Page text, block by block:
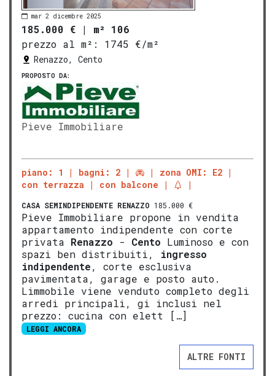
mar 2 dicembre 2025
185.000 € | m² 106
prezzo al m²:
1745 €/m²
Renazzo, Cento
PROPOSTO DA:
Pieve Immobiliare
piano: 1 bagni: 2
zona OMI: E2
con terrazza
con balcone
CASA SEMINDIPENDENTE RENAZZO 185.000 €
Pieve Immobiliare propone in vendita
appartamento indipendente con corte
privata Renazzo - Cento Luminoso e con
spazi ben distribuiti, ingresso
indipendente, corte esclusiva
pavimentata, garage e posto auto.
Limmobile viene venduto completo degli
arredi principali, gi inclusi nel
prezzo: cucina con elett […]
LEGGI ANCORA
ALTRE FONTI